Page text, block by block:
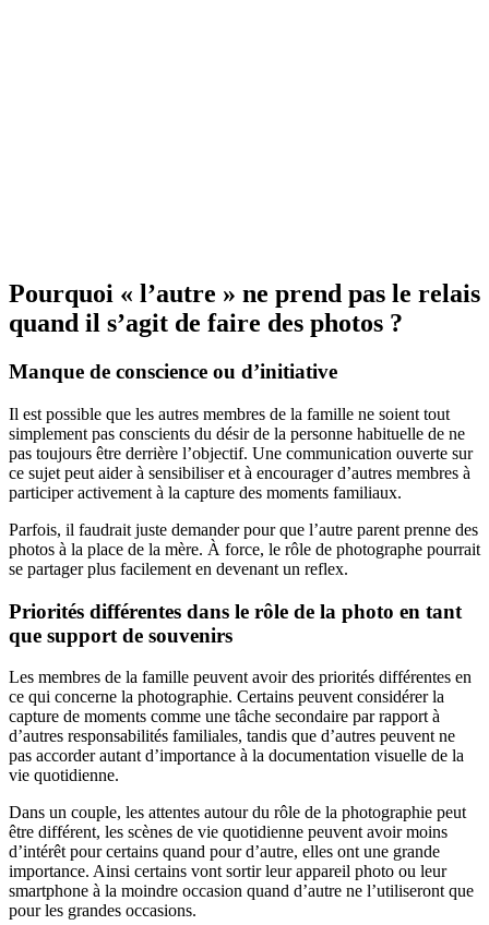
Pourquoi « l’autre » ne prend pas le relais
quand il s’agit de faire des photos ?
Manque de conscience ou d’initiative
Il est possible que les autres membres de la famille ne soient tout
simplement pas conscients du désir de la personne habituelle de ne
pas toujours être derrière l’objectif. Une communication ouverte sur
ce sujet peut aider à sensibiliser et à encourager d’autres membres à
participer activement à la capture des moments familiaux.
Parfois, il faudrait juste demander pour que l’autre parent prenne des
photos à la place de la mère. À force, le rôle de photographe pourrait
se partager plus facilement en devenant un reflex.
Priorités différentes dans le rôle de la photo en tant
que support de souvenirs
Les membres de la famille peuvent avoir des priorités différentes en
ce qui concerne la photographie. Certains peuvent considérer la
capture de moments comme une tâche secondaire par rapport à
d’autres responsabilités familiales, tandis que d’autres peuvent ne
pas accorder autant d’importance à la documentation visuelle de la
vie quotidienne.
Dans un couple, les attentes autour du rôle de la photographie peut
être différent, les scènes de vie quotidienne peuvent avoir moins
d’intérêt pour certains quand pour d’autre, elles ont une grande
importance. Ainsi certains vont sortir leur appareil photo ou leur
smartphone à la moindre occasion quand d’autre ne l’utiliseront que
pour les grandes occasions.